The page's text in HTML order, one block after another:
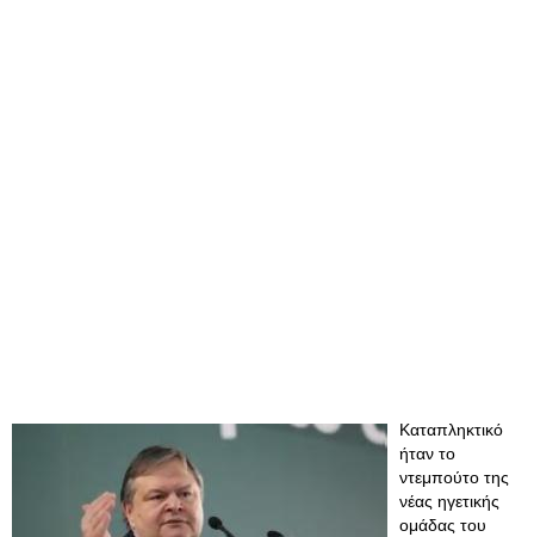
Καταπληκτικό
ήταν το
ντεμπούτο της
νέας ηγετικής
ομάδας του